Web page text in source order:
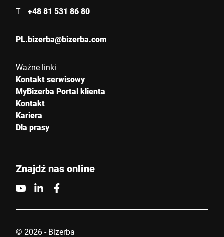
T +48 81 531 86 80
PL.bizerba@bizerba.com
Ważne linki
Kontakt serwisowy
MyBizerba Portal klienta
Kontakt
Kariera
Dla prasy
Znajdź nas online
© 2026 - Bizerba